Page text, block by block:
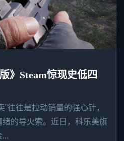
》Steam惊现史低四
往往是拉动销量的强心针，
的导火索。近日，科乐美旗
...